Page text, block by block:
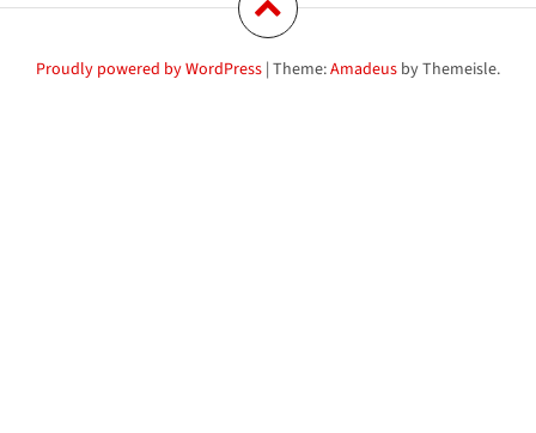
Proudly powered by WordPress | Theme:Amadeus by Themeisle.